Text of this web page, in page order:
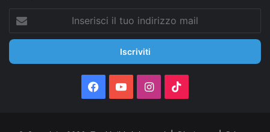
tuo
mail
Facebook
You Instagram